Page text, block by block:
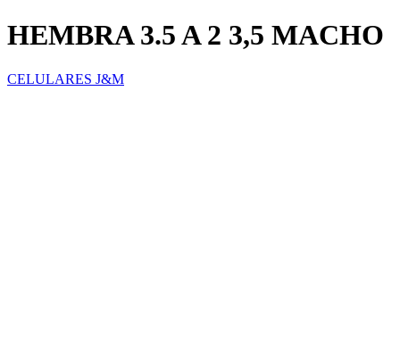
HEMBRA 3.5 A 2 3,5 MACHO
CELULARES J&M